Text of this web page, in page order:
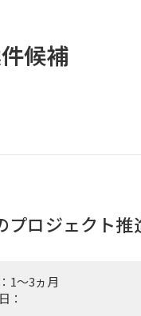
候補
プロジェクト推
1～3ヵ月
：